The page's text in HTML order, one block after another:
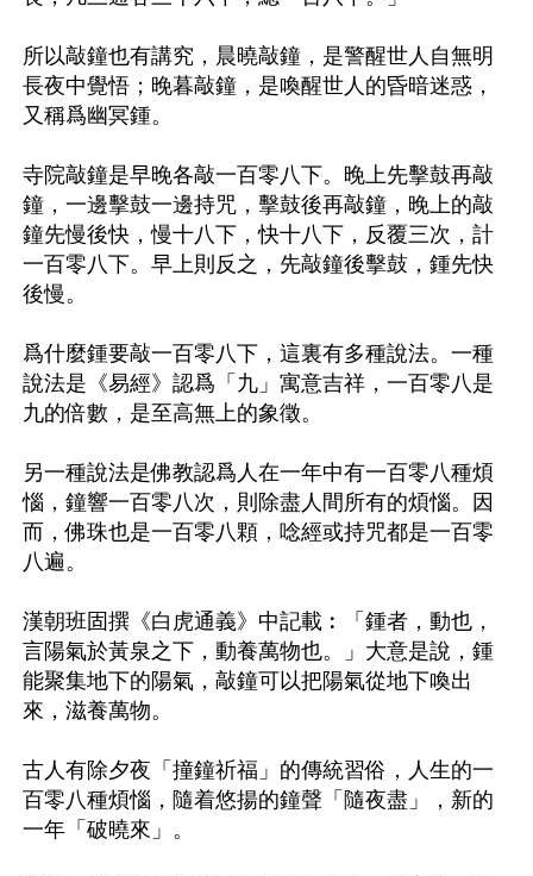
所以敲鐘也有講究，晨曉敲鐘，是警醒世人自無明
長夜中覺悟；晚暮敲鐘，是喚醒世人的昏暗迷惑，
又稱爲幽冥鍾。
寺院敲鐘是早晚各敲一百零八下。晚上先擊鼓再敲
鐘，一邊擊鼓一邊持咒，擊鼓後再敲鐘，晚上的敲
鐘先慢後快，慢十八下，快十八下，反覆三次，計
一百零八下。早上則反之，先敲鐘後擊鼓，鍾先快
後慢。
爲什麼鍾要敲一百零八下，這裏有多種說法。一種
說法是《易經》認爲「九」寓意吉祥，一百零八是
九的倍數，是至高無上的象徵。
另一種說法是佛教認爲人在一年中有一百零八種煩
惱，鐘響一百零八次，則除盡人間所有的煩惱。因
而，佛珠也是一百零八顆，唸經或持咒都是一百零
八遍。
漢朝班固撰《白虎通義》中記載︰「鍾者，動也，
言陽氣於黃泉之下，動養萬物也。」大意是說，鍾
能聚集地下的陽氣，敲鐘可以把陽氣從地下喚出
來，滋養萬物。
古人有除夕夜「撞鐘祈福」的傳統習俗，人生的一
百零八種煩惱，隨着悠揚的鐘聲「隨夜盡」，新的
一年「破曉來」。